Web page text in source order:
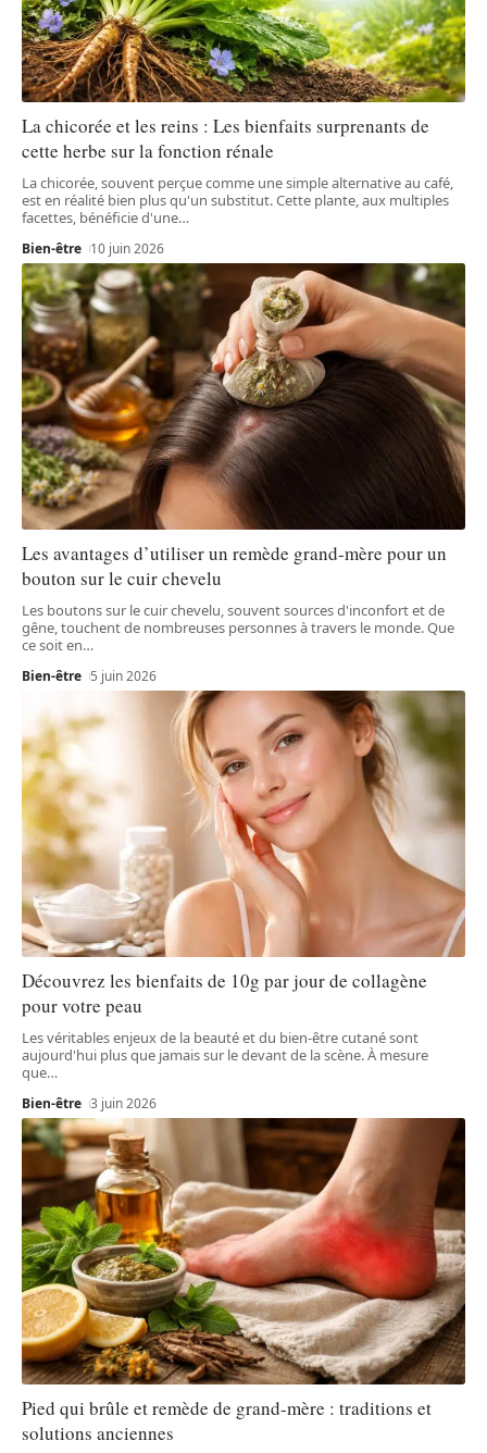
La chicorée et les reins : Les bienfaits surprenants de
cette herbe sur la fonction rénale
La chicorée, souvent perçue comme une simple alternative au café,
est en réalité bien plus qu'un substitut. Cette plante, aux multiples
facettes, bénéficie d'une…
Bien-être 10 juin 2026
Les avantages d’utiliser un remède grand-mère pour un
bouton sur le cuir chevelu
Les boutons sur le cuir chevelu, souvent sources d'inconfort et de
gêne, touchent de nombreuses personnes à travers le monde. Que
ce soit en…
Bien-être 5 juin 2026
Découvrez les bienfaits de 10g par jour de collagène
pour votre peau
Les véritables enjeux de la beauté et du bien-être cutané sont
aujourd'hui plus que jamais sur le devant de la scène. À mesure
que…
Bien-être 3 juin 2026
Pied qui brûle et remède de grand-mère : traditions et
solutions anciennes